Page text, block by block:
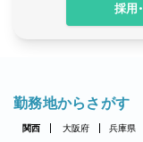
採用
勤務地からさがす
関西 大阪府 兵庫県